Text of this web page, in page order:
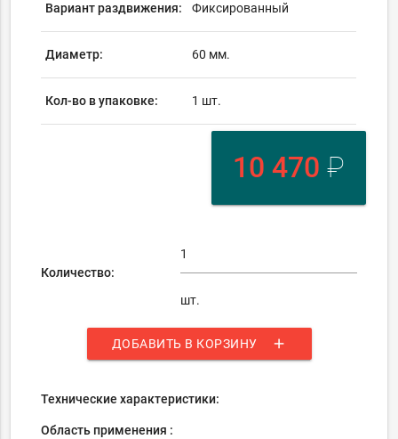
Вариант раздвижения: Фиксированный
Диаметр: 60 мм.
Кол-во в упаковке: 1 шт.
10 470 ₽
Количество:
шт.
ДОБАВИТЬ В КОРЗИНУ add
Технические характеристики:
Область применения :